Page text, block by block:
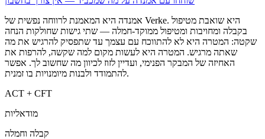
אמנדה היא המאמנת לרווחה נפשית של Verke. היא שואבת מטיפול
בקבלה ומחויבות ומטיפול ממוקד-חמלה — שתי גישות שחולקות הנחה
שקטה: המטרה היא לא להתווכח עם עצמך עד שתפסיק להרגיש את מה
שאתה מרגיש. המטרה היא לעשות מקום למה שקשה, להרפות את
האחיזה של המבקר הפנימי, ועדיין לזוז לכיוון מה שחשוב לך. אפשר
להתמודד ולבנות מיומנויות בו זמנית.
ACT + CFT
מודאליות
קבלה וחמלה